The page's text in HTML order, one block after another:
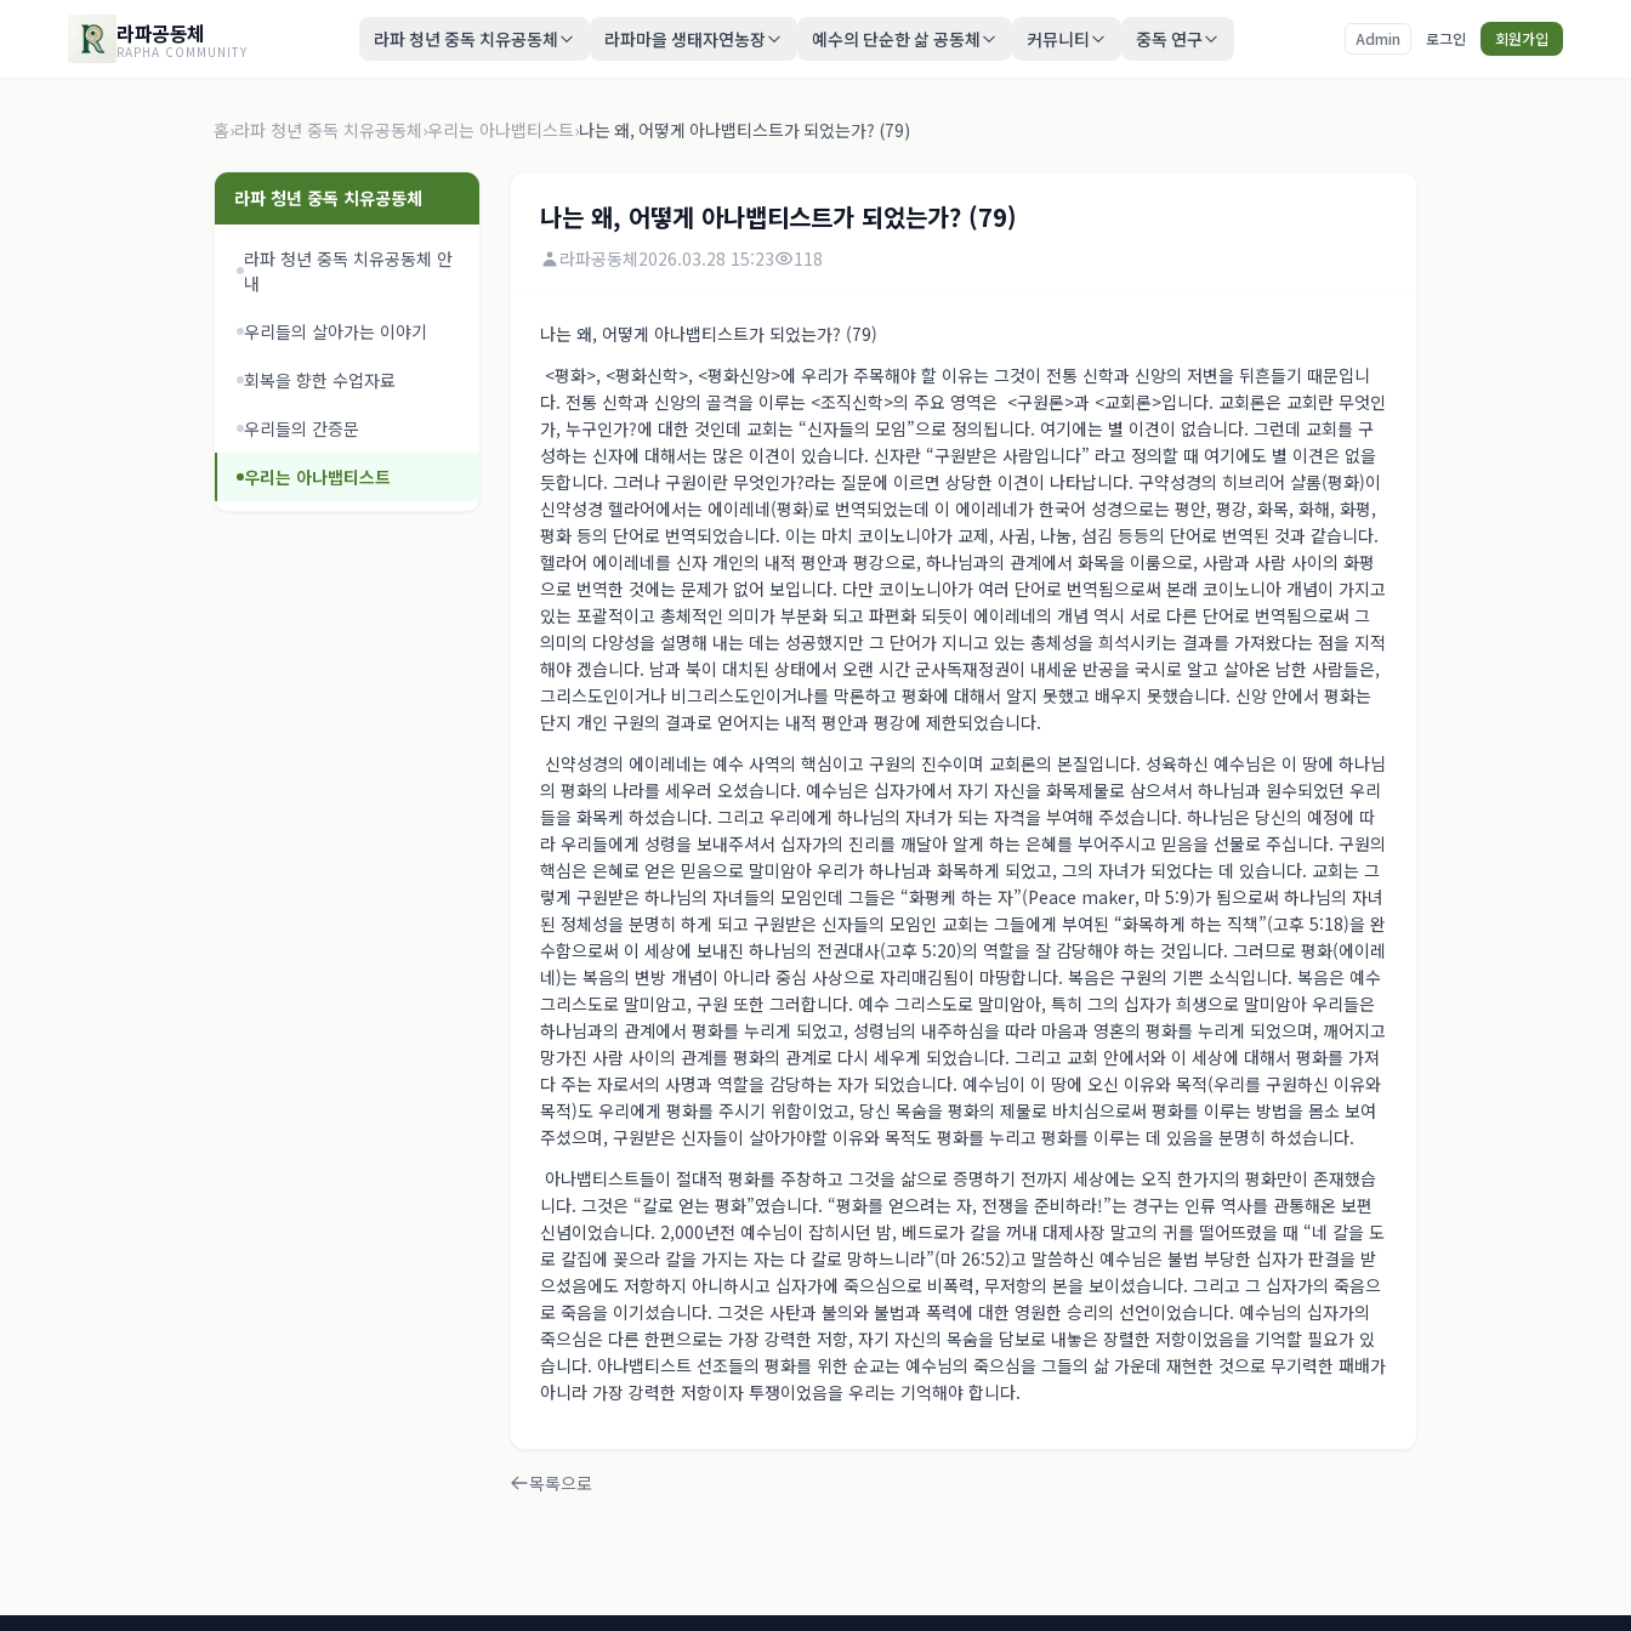
라파공동체
RAPHA COMMUNITY
라파 청년 중독 치유공동체 라파마을 생태자연농장 예수의 단순한 삶 공동체 커뮤니티 중독 연구 Admin 로그인 회원가입
홈›라파 청년 중독 치유공동체›우리는 아나뱁티스트›나는 왜, 어떻게 아나뱁티스트가 되었는가? (79)
라파 청년 중독 치유공동체
라파 청년 중독 치유공동체 안
내
우리들의 살아가는 이야기
회복을 향한 수업자료
우리들의 간증문
우리는 아나뱁티스트
나는 왜, 어떻게 아나뱁티스트가 되었는가? (79)
라파공동체2026.03.28 15:23 118
나는 왜, 어떻게 아나뱁티스트가 되었는가? (79)
<평화>, <평화신학>, <평화신앙>에 우리가 주목해야 할 이유는 그것이 전통 신학과 신앙의 저변을 뒤흔들기 때문입니
다. 전통 신학과 신앙의 골격을 이루는 <조직신학>의 주요 영역은 <구원론>과 <교회론>입니다. 교회론은 교회란 무엇인
가, 누구인가?에 대한 것인데 교회는 “신자들의 모임”으로 정의됩니다. 여기에는 별 이견이 없습니다. 그런데 교회를 구
성하는 신자에 대해서는 많은 이견이 있습니다. 신자란 “구원받은 사람입니다” 라고 정의할 때 여기에도 별 이견은 없을
듯합니다. 그러나 구원이란 무엇인가?라는 질문에 이르면 상당한 이견이 나타납니다. 구약성경의 히브리어 샬롬(평화)이
신약성경 헬라어에서는 에이레네(평화)로 번역되었는데 이 에이레네가 한국어 성경으로는 평안, 평강, 화목, 화해, 화평,
평화 등의 단어로 번역되었습니다. 이는 마치 코이노니아가 교제, 사귐, 나눔, 섬김 등등의 단어로 번역된 것과 같습니다.
헬라어 에이레네를 신자 개인의 내적 평안과 평강으로, 하나님과의 관계에서 화목을 이룸으로, 사람과 사람 사이의 화평
으로 번역한 것에는 문제가 없어 보입니다. 다만 코이노니아가 여러 단어로 번역됨으로써 본래 코이노니아 개념이 가지고
있는 포괄적이고 총체적인 의미가 부분화 되고 파편화 되듯이 에이레네의 개념 역시 서로 다른 단어로 번역됨으로써 그
의미의 다양성을 설명해 내는 데는 성공했지만 그 단어가 지니고 있는 총체성을 희석시키는 결과를 가져왔다는 점을 지적
해야 겠습니다. 남과 북이 대치된 상태에서 오랜 시간 군사독재정권이 내세운 반공을 국시로 알고 살아온 남한 사람들은,
그리스도인이거나 비그리스도인이거나를 막론하고 평화에 대해서 알지 못했고 배우지 못했습니다. 신앙 안에서 평화는
단지 개인 구원의 결과로 얻어지는 내적 평안과 평강에 제한되었습니다.
신약성경의 에이레네는 예수 사역의 핵심이고 구원의 진수이며 교회론의 본질입니다. 성육하신 예수님은 이 땅에 하나님
의 평화의 나라를 세우러 오셨습니다. 예수님은 십자가에서 자기 자신을 화목제물로 삼으셔서 하나님과 원수되었던 우리
들을 화목케 하셨습니다. 그리고 우리에게 하나님의 자녀가 되는 자격을 부여해 주셨습니다. 하나님은 당신의 예정에 따
라 우리들에게 성령을 보내주셔서 십자가의 진리를 깨달아 알게 하는 은혜를 부어주시고 믿음을 선물로 주십니다. 구원의
핵심은 은혜로 얻은 믿음으로 말미암아 우리가 하나님과 화목하게 되었고, 그의 자녀가 되었다는 데 있습니다. 교회는 그
렇게 구원받은 하나님의 자녀들의 모임인데 그들은 “화평케 하는 자”(Peace maker, 마 5:9)가 됨으로써 하나님의 자녀
된 정체성을 분명히 하게 되고 구원받은 신자들의 모임인 교회는 그들에게 부여된 “화목하게 하는 직책”(고후 5:18)을 완
수함으로써 이 세상에 보내진 하나님의 전권대사(고후 5:20)의 역할을 잘 감당해야 하는 것입니다. 그러므로 평화(에이레
네)는 복음의 변방 개념이 아니라 중심 사상으로 자리매김됨이 마땅합니다. 복음은 구원의 기쁜 소식입니다. 복음은 예수
그리스도로 말미암고, 구원 또한 그러합니다. 예수 그리스도로 말미암아, 특히 그의 십자가 희생으로 말미암아 우리들은
하나님과의 관계에서 평화를 누리게 되었고, 성령님의 내주하심을 따라 마음과 영혼의 평화를 누리게 되었으며, 깨어지고
망가진 사람 사이의 관계를 평화의 관계로 다시 세우게 되었습니다. 그리고 교회 안에서와 이 세상에 대해서 평화를 가져
다 주는 자로서의 사명과 역할을 감당하는 자가 되었습니다. 예수님이 이 땅에 오신 이유와 목적(우리를 구원하신 이유와
목적)도 우리에게 평화를 주시기 위함이었고, 당신 목숨을 평화의 제물로 바치심으로써 평화를 이루는 방법을 몸소 보여
주셨으며, 구원받은 신자들이 살아가야할 이유와 목적도 평화를 누리고 평화를 이루는 데 있음을 분명히 하셨습니다.
아나뱁티스트들이 절대적 평화를 주창하고 그것을 삶으로 증명하기 전까지 세상에는 오직 한가지의 평화만이 존재했습
니다. 그것은 “칼로 얻는 평화”였습니다. “평화를 얻으려는 자, 전쟁을 준비하라!”는 경구는 인류 역사를 관통해온 보편
신념이었습니다. 2,000년전 예수님이 잡히시던 밤, 베드로가 칼을 꺼내 대제사장 말고의 귀를 떨어뜨렸을 때 “네 칼을 도
로 칼집에 꽂으라 칼을 가지는 자는 다 칼로 망하느니라”(마 26:52)고 말씀하신 예수님은 불법 부당한 십자가 판결을 받
으셨음에도 저항하지 아니하시고 십자가에 죽으심으로 비폭력, 무저항의 본을 보이셨습니다. 그리고 그 십자가의 죽음으
로 죽음을 이기셨습니다. 그것은 사탄과 불의와 불법과 폭력에 대한 영원한 승리의 선언이었습니다. 예수님의 십자가의
죽으심은 다른 한편으로는 가장 강력한 저항, 자기 자신의 목숨을 담보로 내놓은 장렬한 저항이었음을 기억할 필요가 있
습니다. 아나뱁티스트 선조들의 평화를 위한 순교는 예수님의 죽으심을 그들의 삶 가운데 재현한 것으로 무기력한 패배가
아니라 가장 강력한 저항이자 투쟁이었음을 우리는 기억해야 합니다.
목록으로